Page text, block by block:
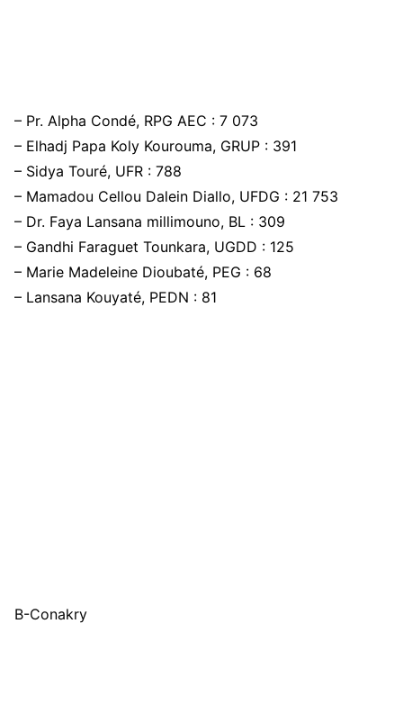
– Pr. Alpha Condé, RPG AEC : 7 073
– Elhadj Papa Koly Kourouma, GRUP : 391
– Sidya Touré, UFR : 788
– Mamadou Cellou Dalein Diallo, UFDG : 21 753
– Dr. Faya Lansana millimouno, BL : 309
– Gandhi Faraguet Tounkara, UGDD : 125
– Marie Madeleine Dioubaté, PEG : 68
– Lansana Kouyaté, PEDN : 81
B-Conakry